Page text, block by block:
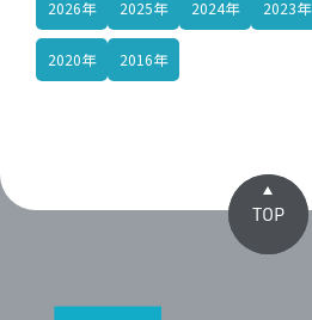
2026年 2025年 2024年 2023年
2020年 2016年
TOP